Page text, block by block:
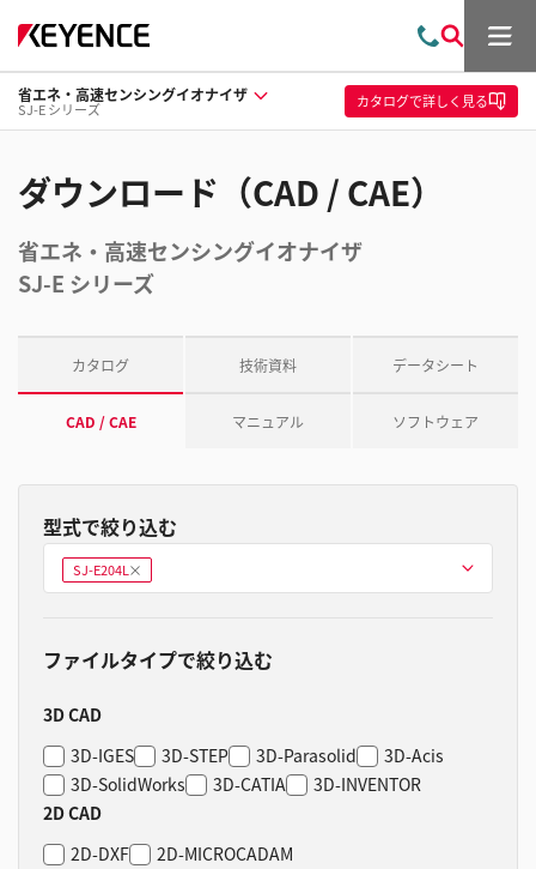
問
い
合
わ
索
メ
ュ
ー
省エネ・高速センシングイオナイザ
SJ-E シリーズ カタログで詳しく見る
ダウンロード（CAD / CAE）
省エネ・高速センシングイオナイザ
SJ-E シリーズ
カタログ 技術資料 データシート
CAD / CAE マニュアル ソフトウェア
型式で絞り込む
型式を選ぶ
SJ-E204L削
除
ファイルタイプで絞り込む
3D CAD
3D-IGES
3D-STEP 3D-Parasolid
3D-Acis
3D-SolidWorks
3D-CATIA
3D-INVENTOR
2D CAD
2D-DXF
2D-MICROCADAM